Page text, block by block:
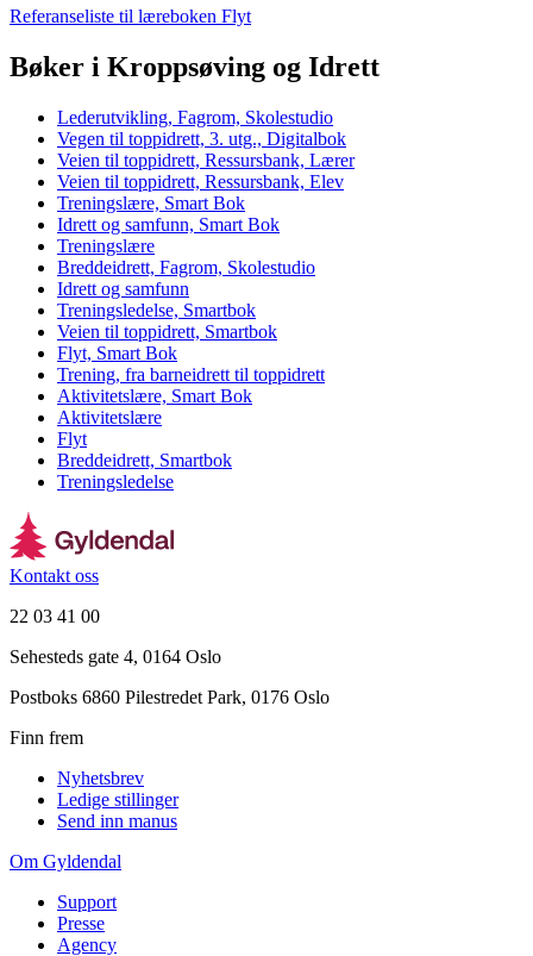
Referanseliste til læreboken Flyt
Bøker i Kroppsøving og Idrett
Lederutvikling, Fagrom, Skolestudio
Vegen til toppidrett, 3. utg., Digitalbok
Veien til toppidrett, Ressursbank, Lærer
Veien til toppidrett, Ressursbank, Elev
Treningslære, Smart Bok
Idrett og samfunn, Smart Bok
Treningslære
Breddeidrett, Fagrom, Skolestudio
Idrett og samfunn
Treningsledelse, Smartbok
Veien til toppidrett, Smartbok
Flyt, Smart Bok
Trening, fra barneidrett til toppidrett
Aktivitetslære, Smart Bok
Aktivitetslære
Flyt
Breddeidrett, Smartbok
Treningsledelse
Kontakt oss
22 03 41 00
Sehesteds gate 4, 0164 Oslo
Postboks 6860 Pilestredet Park, 0176 Oslo
Finn frem
Nyhetsbrev
Ledige stillinger
Send inn manus
Om Gyldendal
Support
Presse
Agency